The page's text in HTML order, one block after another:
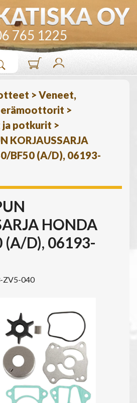
765 1225
> Veneet,
>
potkurit >
KORJAUSSARJA
BF50 (A/D), 06193-
HONDA
(A/D), 06193-
ZV5-040